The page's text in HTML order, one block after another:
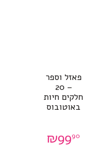
פאזל וספר
– 20
חלקים חיות
באוטובוס
₪9990